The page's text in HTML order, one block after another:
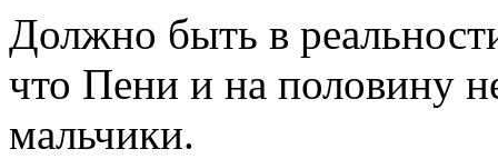
Должно быть в
что Пени и на половину
мальчики.